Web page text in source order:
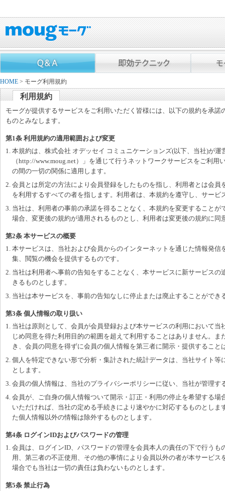
HOME > モーグ利用規約
利用規約
モーグが提供するサービスをご利用いただく皆様には、以下の規約を承諾
ものとみなします。
第1条 利用規約の適用範囲および変更
1. 本規約は、株式会社 オデッセイ コミュニケーションズ(以下、当社)が
（http://www.moug.net）」を通じて行うネットワークサービスをご利用
の間の一切の関係に適用します。
2. 会員とは所定の方法により会員登録をしたものを指し、利用者とは会員
を利用するすべての者を指します。利用者は、本規約を遵守し、サービ
3. 当社は、利用者の事前の承諾を得ることなく、本規約を変更することが
場合、変更後の規約が適用されるものとし、利用者は変更後の規約に同
第2条 本サービスの概要
1. 本サービスは、当社および会員からのインターネットを通じた情報発信
集、閲覧の機会を提供するものです。
2. 当社は利用者へ事前の告知をすることなく、本サービスに新サービスの
きるものとします。
3. 当社は本サービスを、事前の告知なしに停止または廃止することができ
第3条 個人情報の取り扱い
1. 当社は原則として、会員が会員登録および本サービスの利用において当
じめ同意を得た利用目的の範囲を超えて利用することはありません。ま
き、会員の同意を得ずに会員の個人情報を第三者に開示・提供すること
2. 個人を特定できない形で分析・集計された統計データは、当社サイト等
とします。
3. 会員の個人情報は、当社のプライバシーポリシーに従い、当社が管理す
4. 会員が、ご自身の個人情報ついて開示・訂正・利用の停止を希望する場
いただければ、当社の定める手続きにより速やかに対応するものとしま
た個人情報以外の情報は除外するものとします。
第4条 ログインIDおよびパスワードの管理
1. 会員は、ログインID、パスワードの管理を会員本人の責任の下で行うも
用、第三者の不正使用、その他の事情により会員以外の者が本サービス
場合でも当社は一切の責任は負わないものとします。
第5条 禁止行為